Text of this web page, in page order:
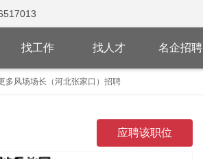
找工作 找人才 名企招聘
多风场场长（河北张家口）招聘